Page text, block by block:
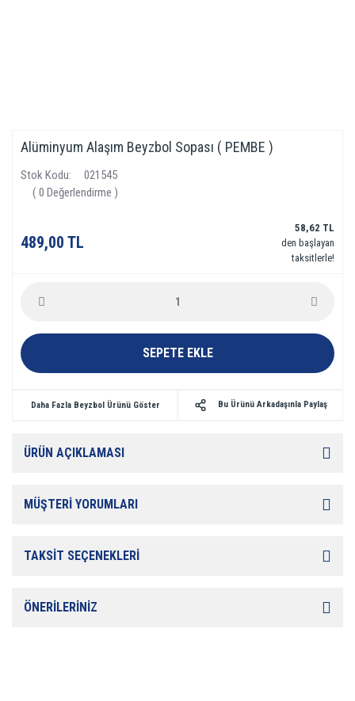
Alüminyum Alaşım Beyzbol Sopası ( PEMBE )
Stok Kodu
021545
( 0 Değerlendirme )
489,00 TL
58,62 TL
den başlayan
taksitlerle!
SEPETE EKLE
Daha Fazla Beyzbol Ürünü Göster Bu Ürünü Arkadaşınla Paylaş
ÜRÜN AÇIKLAMASI
MÜŞTERİ YORUMLARI
TAKSİT SEÇENEKLERİ
ÖNERİLERİNİZ